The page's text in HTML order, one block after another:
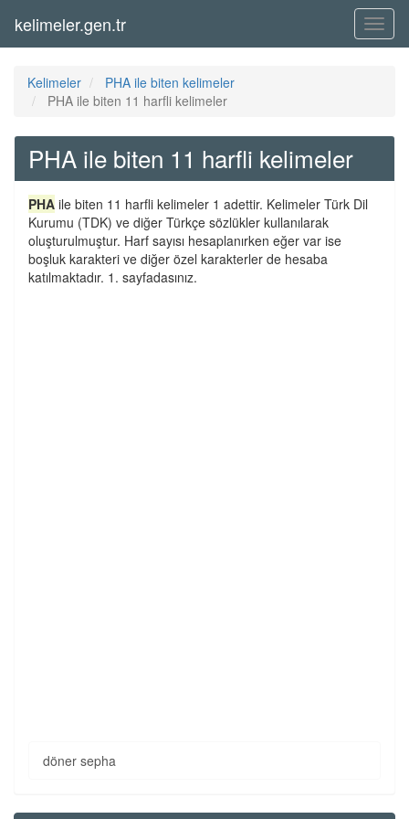
Menü
kelimeler.gen.tr
Kelimeler
PHA ile biten kelimeler
PHA ile biten 11 harfli kelimeler
PHA ile biten 11 harfli kelimeler
PHA ile biten 11 harfli kelimeler 1 adettir. Kelimeler Türk Dil
Kurumu (TDK) ve diğer Türkçe sözlükler kullanılarak
oluşturulmuştur. Harf sayısı hesaplanırken eğer var ise
boşluk karakteri ve diğer özel karakterler de hesaba
katılmaktadır. 1. sayfadasınız.
döner sepha